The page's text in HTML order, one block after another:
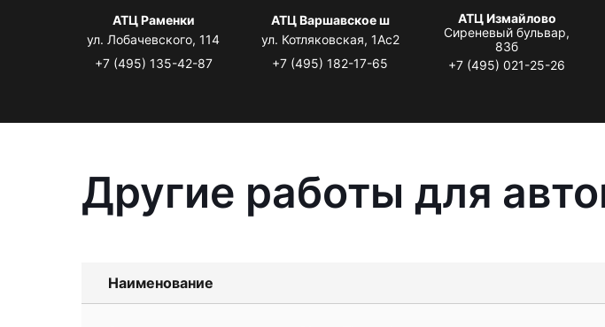
АТЦ Раменки
ул. Лобачевского, 114
+7 (495) 135-42-87
АТЦ Варшавское ш
ул. Котляковская, 1Ас2
+7 (495) 182-17-65
АТЦ Измайлово
Сиреневый бульвар,
83б
+7 (495) 021-25-26
Другие работы для
Наименование